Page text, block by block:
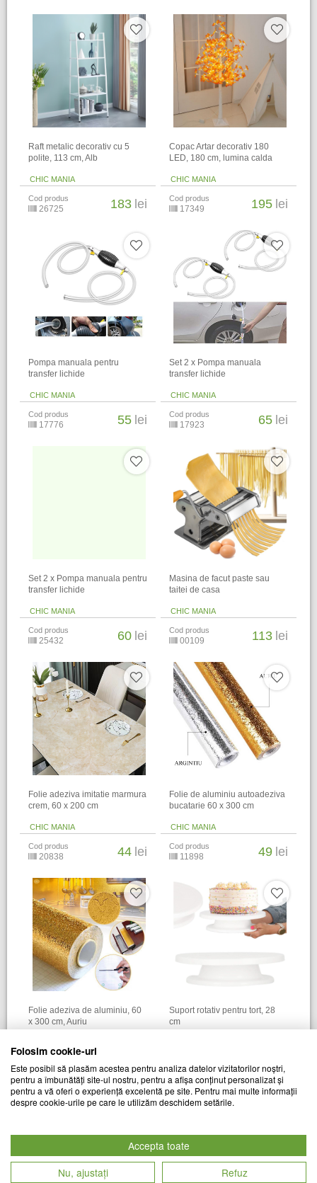
Raft metalic decorativ cu 5
polite, 113 cm, Alb
CHIC MANIA
Cod produs
26725 183 lei
Copac Artar decorativ 180
LED, 180 cm, lumina calda
CHIC MANIA
Cod produs
17349 195 lei
Pompa manuala pentru
transfer lichide
CHIC MANIA
Cod produs
17776 55 lei
Set 2 x Pompa manuala
transfer lichide
CHIC MANIA
Cod produs
17923 65 lei
Set 2 x Pompa manuala pentru
transfer lichide
CHIC MANIA
Cod produs
25432 60 lei
Masina de facut paste sau
taitei de casa
CHIC MANIA
Cod produs
00109 113 lei
Folie adeziva imitatie marmura
crem, 60 x 200 cm
CHIC MANIA
Cod produs
20838 44 lei
Folie de aluminiu autoadeziva
bucatarie 60 x 300 cm
CHIC MANIA
Cod produs
11898 49 lei
Folie adeziva de aluminiu, 60
x 300 cm, Auriu
14422 49 lei
Suport rotativ pentru tort, 28
cm
25491 52 lei
Folosim cookie-uri
Este posibil să plasăm acestea pentru analiza datelor vizitatorilor noștri,
pentru a îmbunătăți site-ul nostru, pentru a afișa conținut personalizat și
pentru a vă oferi o experiență excelentă pe site. Pentru mai multe informații
despre cookie-urile pe care le utilizăm deschidem setările.
Accepta toate
Nu, ajustați
Refuz